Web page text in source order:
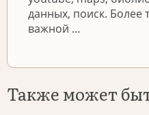
данных, поиск. Более
важной …
Также может